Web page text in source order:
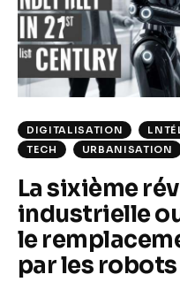
Climate
Markets
Tech
Reports
Shop
DIGITALISATION
TECH
URBANISATION
La sixième
industrielle
le
par les robots